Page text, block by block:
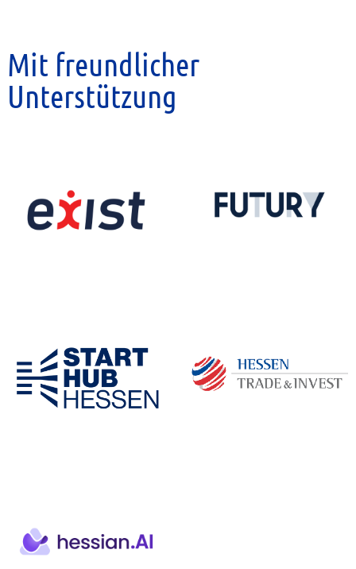
Mit freundlicher
Unterstützung